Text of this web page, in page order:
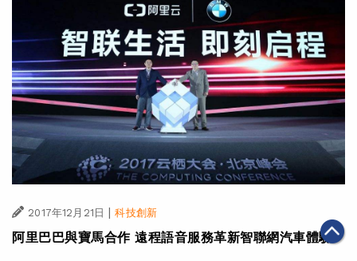
2017年12月21日 | 科技創新
阿里巴巴與寶馬合作 遠程語音服務革新智聯網汽車體驗